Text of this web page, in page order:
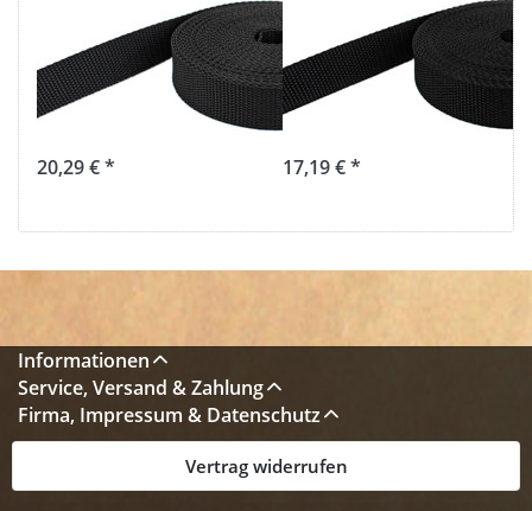
Gurtband -
20mm breit -
1,4mm stark -
graphit (UV)
20,29 € *
Gurtband -
15mm breit -
1,4mm stark -
schwarz (UV)
17,19 € *
Informationen
Service, Versand & Zahlung
Firma, Impressum & Datenschutz
Vertrag widerrufen